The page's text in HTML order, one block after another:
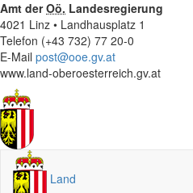
Amt derOö. Landesregierung
4021 Linz • Landhausplatz 1
Telefon (+43 732) 77 20-0
E-Mail post@ooe.gv.at
www.land-oberoesterreich.gv.at
Land